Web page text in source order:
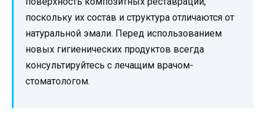
поскольку их состав и структура отличаются от
натуральной эмали. Перед использованием
новых гигиенических продуктов всегда
консультируйтесь с лечащим врачом-
стоматологом.